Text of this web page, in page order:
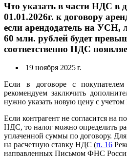
Что указать в части НДС в
01.01.2026г. к договору
если арендодатель на УСН,
60 млн. рублей будет
соответственно НДС
19 ноября 2025 г.
Если в договоре с
рекомендуем заключить
нужно указать новую цену с
Если контрагент не согласится на
НДС, то налог можно определить
уплаченной суммы по договору.
на расчетную ставку НДС (п. 16
направленных Письмом ФНС